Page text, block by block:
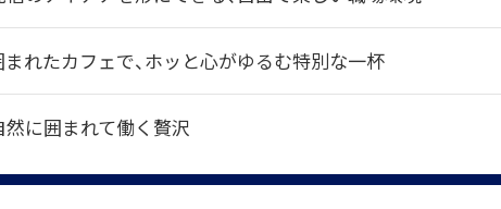
れたカフェで、ホッと心がゆるむ特別な一杯
に囲まれて働く贅沢